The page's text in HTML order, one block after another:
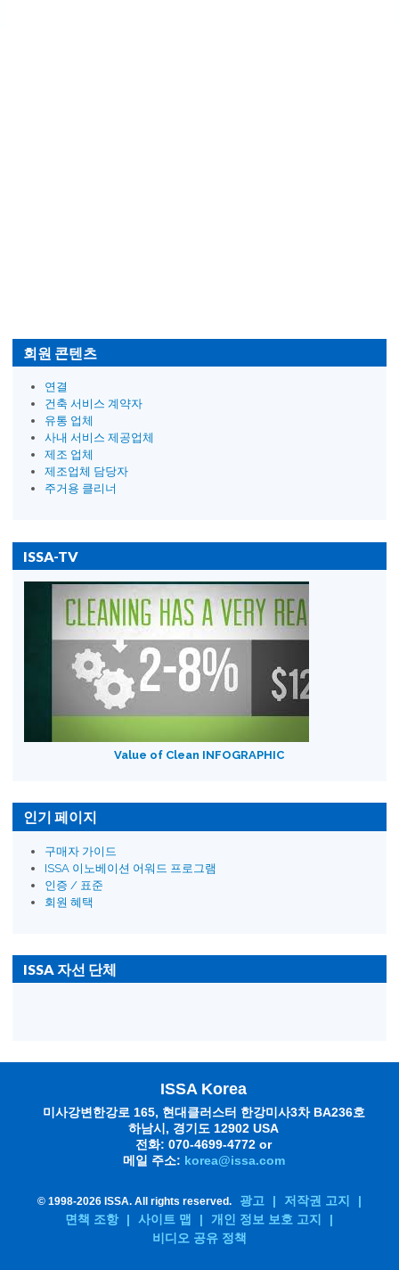
회원 콘텐츠
연결
건축 서비스 계약자
유통 업체
사내 서비스 제공업체
제조 업체
제조업체 담당자
주거용 클리너
ISSA-TV
Value of Clean INFOGRAPHIC
인기 페이지
구매자 가이드
ISSA 이노베이션 어워드 프로그램
인증 / 표준
회원 혜택
ISSA 자선 단체
ISSA Korea
미사강변한강로 165, 현대클러스터 한강미사3차 BA236호
하남시, 경기도 12902 USA
전화: 070-4699-4772 or
메일 주소: korea@issa.com
© 1998-2026 ISSA. All rights reserved. 광고 | 저작권 고지
|
면책 조항
| 사이트 맵 | 개인 정보 보호 고지
|
비디오 공유 정책